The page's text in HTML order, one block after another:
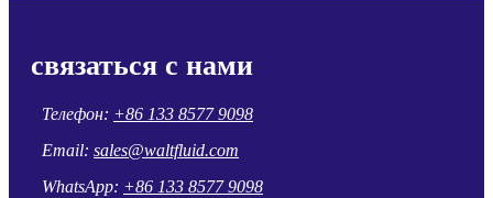
связаться с нами
Телефон: +86 133 8577 9098
Email: sales@waltfluid.com
WhatsApp: +86 133 8577 9098